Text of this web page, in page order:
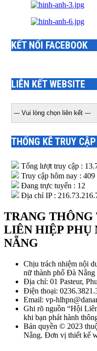
KẾT NỐI FACEBOOK
LIÊN KẾT WEBSITE
THỐNG KÊ TRUY CẬP
Tổng lượt truy cập :
Truy cập hôm nay : 409
Đang trực tuyến : 12
Địa chỉ IP :
TRANG
LIÊN HIỆP PHỤ
NẴNG
Chịu trách nhiệm nội
nữ thành phố Đà Nẵng
Địa chỉ: 01 Pasteur,
Điện thoại:
Email: vp-
Ghi rõ nguồn “Hội
khi bạn phát hành
Bản quyền © 2023
Nẵng. Đơn vị thiết kế